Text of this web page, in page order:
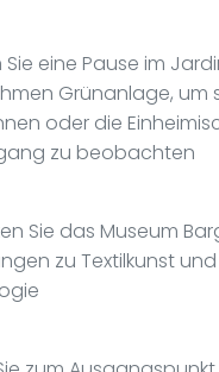
eine Pause im
Grünanlage, um
oder die
zu beobachten
Sie das Museum
zu Textilkunst